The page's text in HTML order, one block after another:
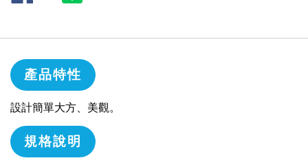
產品特性
設計簡單大方、美觀。
規格說明